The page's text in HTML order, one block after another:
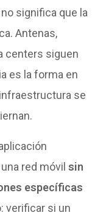
no significa que la
Antenas,
centers siguen
es la forma en
se
red móvilsin
específicas
verificar si un